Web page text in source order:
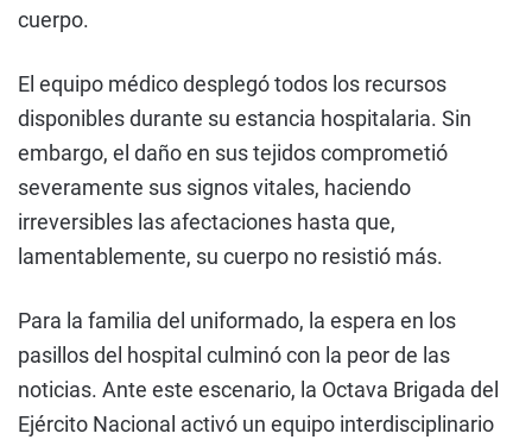
cuerpo.
El equipo médico desplegó todos los recursos
disponibles durante su estancia hospitalaria. Sin
embargo, el daño en sus tejidos comprometió
severamente sus signos vitales, haciendo
irreversibles las afectaciones hasta que,
lamentablemente, su cuerpo no resistió más.
Para la familia del uniformado, la espera en los
pasillos del hospital culminó con la peor de las
noticias. Ante este escenario, la Octava Brigada del
Ejército Nacional activó un equipo interdisciplinario